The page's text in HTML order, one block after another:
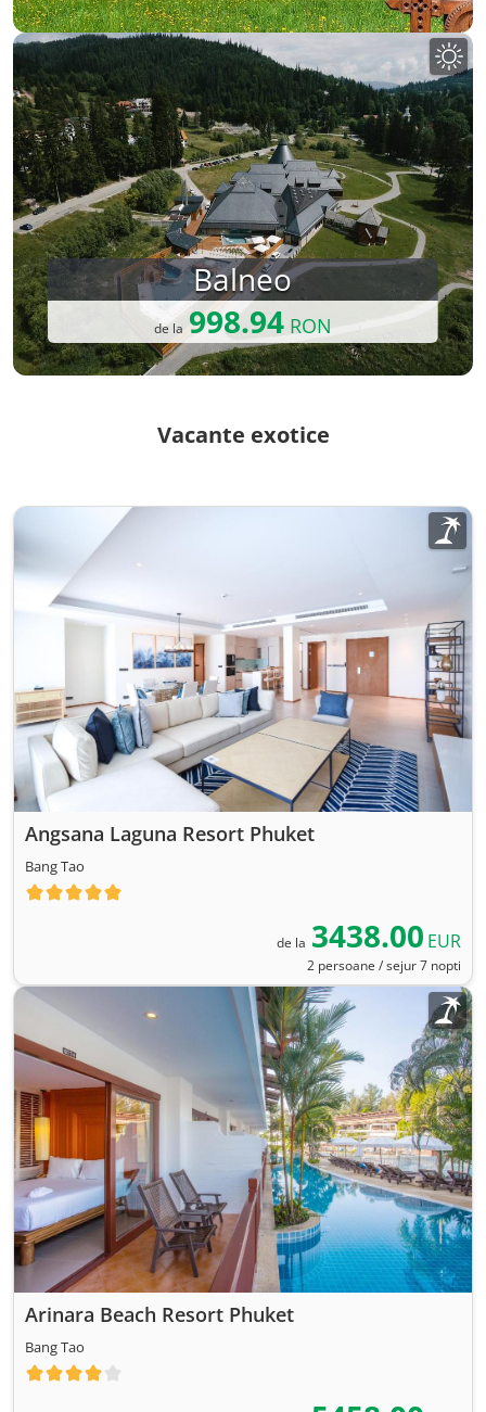
Balneo
de la 998.94 RON
Vacante exotice
Angsana Laguna Resort Phuket
Bang Tao
de la 3438.00 EUR
2 persoane / sejur 7 nopti
Arinara Beach Resort Phuket
Bang Tao